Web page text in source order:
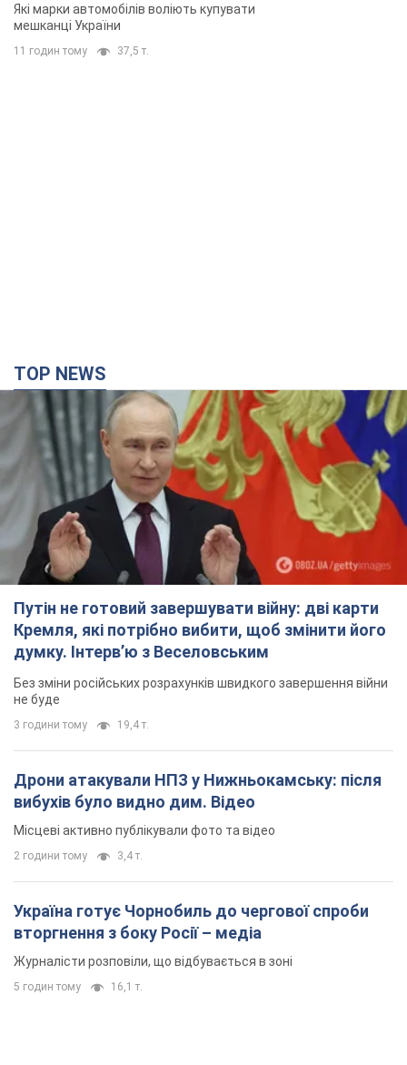
Які марки автомобілів воліють купувати
мешканці України
11 годин тому 37,5 т.
TOP NEWS
Путін не готовий завершувати війну: дві карти
Кремля, які потрібно вибити, щоб змінити його
думку. Інтерв’ю з Веселовським
Без зміни російських розрахунків швидкого завершення війни
не буде
3 години тому 19,4 т.
Дрони атакували НПЗ у Нижньокамську: після
вибухів було видно дим. Відео
Місцеві активно публікували фото та відео
2 години тому 3,4 т.
Україна готує Чорнобиль до чергової спроби
вторгнення з боку Росії – медіа
Журналісти розповіли, що відбувається в зоні
5 годин тому 16,1 т.